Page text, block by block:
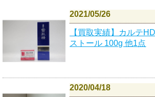
2021/05/26
【買取実績】カルテ
ストール 100g 他1点
2020/04/18